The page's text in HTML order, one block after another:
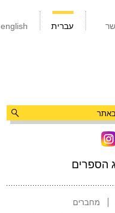
english עברית
הספרים
מחברים